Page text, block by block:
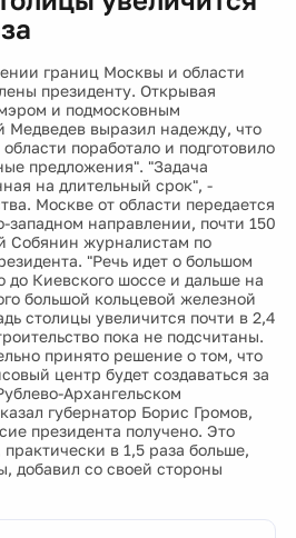
границ Москвы и области
президенту. Открывая
и подмосковным
Медведев выразил надежду, что
поработало и подготовило
предложения". "Задача
на длительный срок", -
Москве от области передается
западном направлении, почти 150
Собянин журналистам по
"Речь идет о большом
до Киевского шоссе и дальше на
большой кольцевой железной
столицы увеличится почти в 2,4
пока не подсчитаны.
принято решение о том, что
центр будет создаваться за
Архангельском
губернатор Борис Громов,
президента получено. Это
в 1,5 раза больше,
добавил со своей стороны